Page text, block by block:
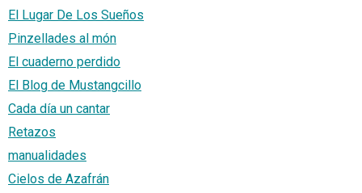
El Lugar De Los Sueños
Pinzellades al món
El cuaderno perdido
El Blog de Mustangcillo
Cada día un cantar
Retazos
manualidades
Cielos de Azafrán